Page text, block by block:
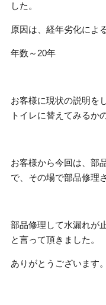
した。
原因は、経年劣化によ
年数～20年
お客様に現状の説明を
トイレに替えてみるか
お客様から今回は、部
で、その場で部品修理
部品修理して水漏れが
と言って頂きました。
ありがとうございます。